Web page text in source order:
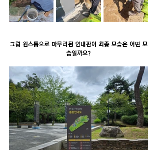
그럼 원스톱으로 마무리된 안내판이 최종 모습은 어떤 모
습일까요?